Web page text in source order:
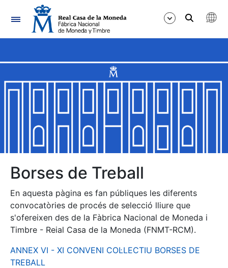
Navegació
Mostra/Amaga
Mostra/Amaga
Mostra/Amaga
Mostra/Amaga
Mostra/Amaga
Borses de Treball
En aquesta pàgina es fan públiques les diferents
convocatòries de procés de selecció lliure que
s'ofereixen des de la Fàbrica Nacional de Moneda i
Timbre - Reial Casa de la Moneda (FNMT-RCM).
ANNEX VI - XI CONVENI COL·LECTIU BORSES DE
TREBALL